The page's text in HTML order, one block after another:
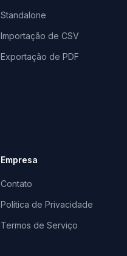
Standalone
Importação de CSV
Exportação de PDF
Empresa
Contato
Política de Privacidade
Termos de Serviço